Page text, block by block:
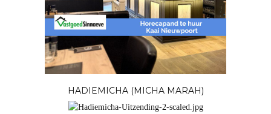
HADIEMICHA (MICHA MARAH)